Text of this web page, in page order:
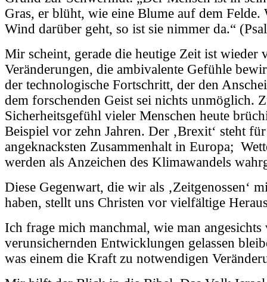
Gras, er blüht, wie eine Blume auf dem Felde.
Wind darüber geht, so ist sie nimmer da.“
Mir scheint, gerade die heutige Zeit ist wieder
Veränderungen, die ambivalente Gefühle
der technologische Fortschritt, der den
dem forschenden Geist sei nichts unmöglich.
Sicherheitsgefühl vieler Menschen heute
Beispiel vor zehn Jahren. Der ‚Brexit‘ steht
angeknacksten Zusammenhalt in Europa;
werden als Anzeichen des Klimawandels
Diese Gegenwart, die wir als ‚Zeitgenossen‘
haben, stellt uns Christen vor vielfältige
Ich frage mich manchmal, wie man angesichts
verunsichernden Entwicklungen gelassen
was einem die Kraft zu notwendigen